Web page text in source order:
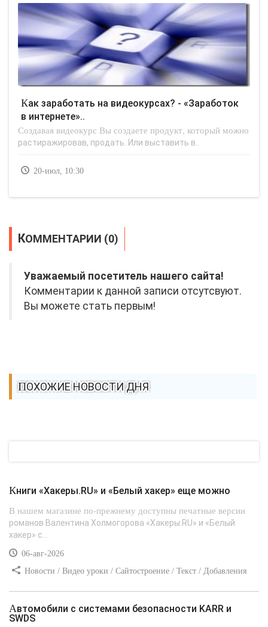
Как заработать на видеокурсах? - «Заработок
в интернете»..
Создавая видеокурс Вы создаете продукт, который можно
растиражировав, продать. Или выставить в..
20-июл, 10:30
КОММЕНТАРИИ (0)
Уважаемый посетитель нашего сайта!
Комментарии к данной записи отсутсвуют.
Вы можете стать первым!
ПОХОЖИЕ НОВОСТИ ДНЯ
Книги «Хакеры.RU» и «Белый хакер» еще можно
В нашем магазине по-прежнему доступны печатные версии
романов Валентина Холмогорова «Хакеры.RU» и «Белый
хакер» с...
06-авг-2026
Новости / Видео уроки / Сайтостроение / Текст / Добавления
Автомобили с системами безопасности KARR и
SWDS